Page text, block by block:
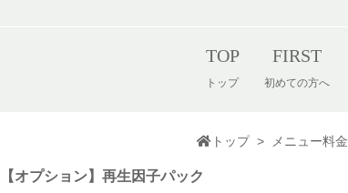
TOP
トップ
FIRST
初めての方へ
トップ > メニュー料金
【オプション】再生因子パック